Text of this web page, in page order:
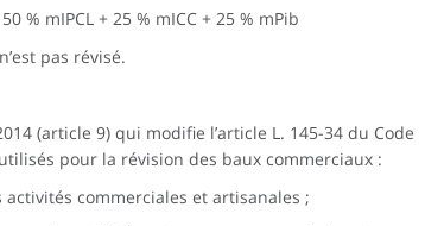
% mIPCL + 25 % mICC + 25 % mPib
pas révisé.
(article 9) qui modifie l’article L. 145-34 du Code
pour la révision des baux commerciaux :
commerciales et artisanales ;